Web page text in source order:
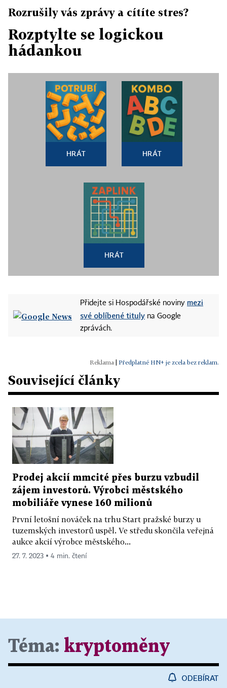
Rozrušily vás zprávy a cítíte stres?
Rozptylte se logickou
hádankou
HRÁT HRÁT
HRÁT
Přidejte si Hospodářské noviny mezi
své oblíbené tituly na Google
zprávách.
Předplatné HN+ je zcela bez reklam.
Související články
Prodej akcií mmcité přes burzu vzbudil
zájem investorů. Výrobci městského
mobiliáře vynese 160 milionů
První letošní nováček na trhu Start pražské burzy u
tuzemských investorů uspěl. Ve středu skončila veřejná
aukce akcií výrobce městského...
27. 7. 2023 ▪ 4 min. čtení
Téma: kryptoměny
ODEBÍRAT